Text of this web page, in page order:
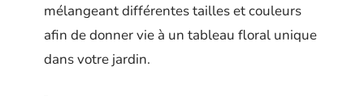
mélangeant différentes tailles et couleurs
afin de donner vie à un tableau floral unique
dans votre jardin.